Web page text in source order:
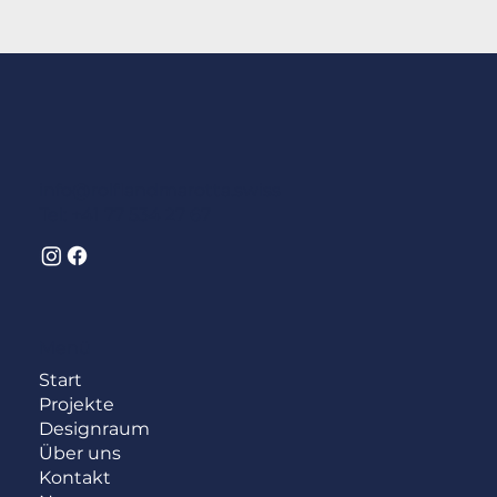
Start
Projekte
Designraum
Über uns
Kontakt